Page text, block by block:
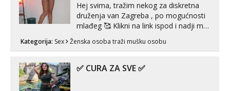
Hej svima, tražim nekog za diskretna
druženja van Zagreba , po mogućnosti
mlađeg 🥰 Klikni na link ispod i nadji me
Kategorija: Sex Ženska osoba traži mušku osobu
✅ CURA ZA SVE ✅